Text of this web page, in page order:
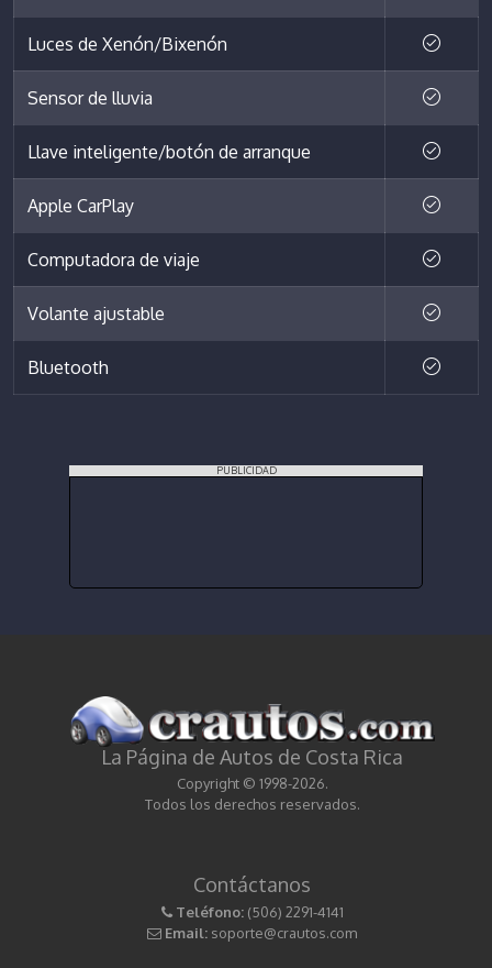
Luces de Xenón/Bixenón
Sensor de lluvia
Llave inteligente/botón de arranque
Apple CarPlay
Computadora de viaje
Volante ajustable
Bluetooth
PUBLICIDAD
La Página de Autos de Costa Rica
Copyright © 1998-2026.
Todos los derechos reservados.
Contáctanos
Teléfono: (506) 2291-4141
Email: soporte@crautos.com